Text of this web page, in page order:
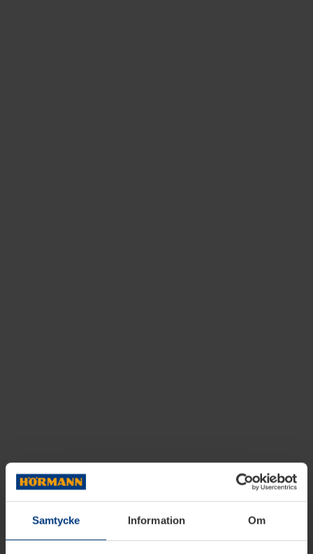
Samtycke Information Om